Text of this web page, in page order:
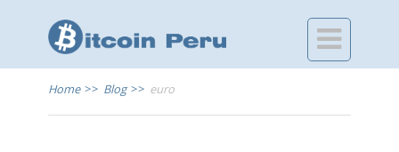

Home >> Blog >> euro